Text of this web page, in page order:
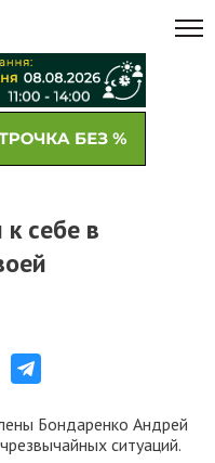
себе в
Бондаренко Андрей
ситуаций.